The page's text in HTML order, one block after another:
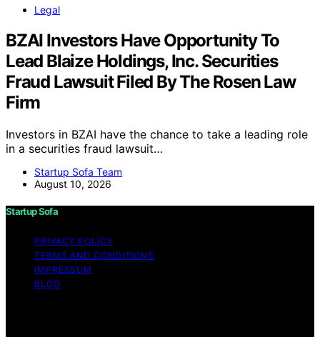
Legal
BZAI Investors Have Opportunity To
Lead Blaize Holdings, Inc. Securities
Fraud Lawsuit Filed By The Rosen Law
Firm
Investors in BZAI have the chance to take a leading role
in a securities fraud lawsuit…
Startup Sofa Team
August 10, 2026
Startup Sofa
PRIVACY POLICY
TERMS AND CONDITIONS
IMPRESSUM
BLOG